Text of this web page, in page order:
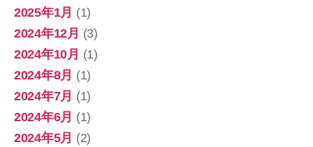
2025年1月 (1)
2024年12月 (3)
2024年10月 (1)
2024年8月 (1)
2024年7月 (1)
2024年6月 (1)
2024年5月 (2)